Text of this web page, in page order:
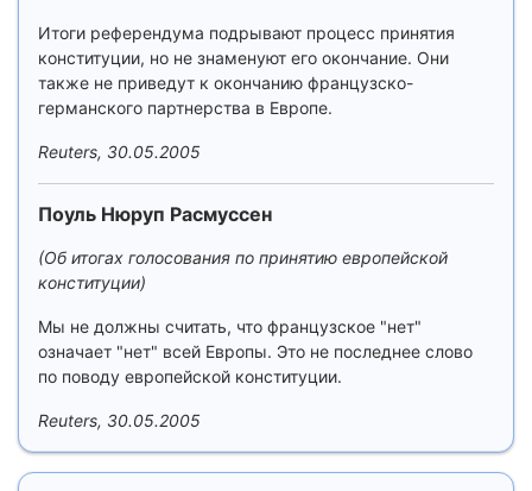
Итоги референдума подрывают процесс принятия
конституции, но не знаменуют его окончание. Они
также не приведут к окончанию французско-
германского партнерства в Европе.
Reuters, 30.05.2005
Поуль Нюруп Расмуссен
(Об итогах голосования по принятию европейской
конституции)
Мы не должны считать, что французское "нет"
означает "нет" всей Европы. Это не последнее слово
по поводу европейской конституции.
Reuters, 30.05.2005